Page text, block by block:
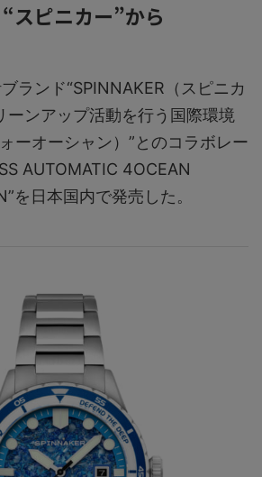
スピニカー”から
ランド“SPINNAKER（スピニカ
ーンアップ活動を行う国際環境
ーオーシャン）”とのコラボレー
AUTOMATIC 4OCEAN
を日本国内で発売した。